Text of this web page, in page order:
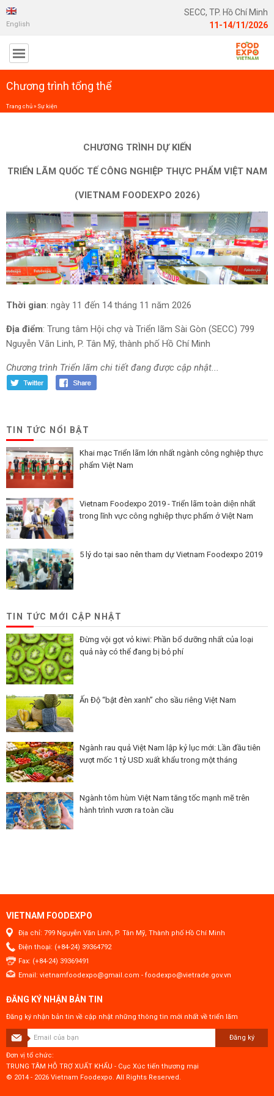
English
SECC, TP. Hồ Chí Minh
11-14/11/2026
Chương trình tổng thể
Trang chủ» Sự kiện
CHƯƠNG TRÌNH DỰ KIẾN
TRIỂN LÃM QUỐC TẾ CÔNG NGHIỆP THỰC PHẨM VIỆT NAM
(VIETNAM FOODEXPO 2026)
Thời gian: ngày 11 đến 14 tháng 11 năm 2026
Địa điểm: Trung tâm Hội chợ và Triển lãm Sài Gòn (SECC) 799
Nguyễn Văn Linh, P. Tân Mỹ, thành phố Hồ Chí Minh
Chương trình Triển lãm chi tiết đang được cập nhật...
TIN TỨC NỔI BẬT
Khai mạc Triển lãm lớn nhất ngành công nghiệp thực
phẩm Việt Nam
Vietnam Foodexpo 2019 - Triển lãm toàn diện nhất
trong lĩnh vực công nghiệp thực phẩm ở Việt Nam
5 lý do tại sao nên tham dự Vietnam Foodexpo 2019
TIN TỨC MỚI CẬP NHẬT
Đừng vội gọt vỏ kiwi: Phần bổ dưỡng nhất của loại
quả này có thể đang bị bỏ phí
Ấn Độ “bật đèn xanh” cho sầu riêng Việt Nam
Ngành rau quả Việt Nam lập kỷ lục mới: Lần đầu tiên
vượt mốc 1 tỷ USD xuất khẩu trong một tháng
Ngành tôm hùm Việt Nam tăng tốc mạnh mẽ trên
hành trình vươn ra toàn cầu
VIETNAM FOODEXPO
Địa chỉ: 799 Nguyễn Văn Linh, P. Tân Mỹ, Thành phố Hồ Chí Minh
Điện thoại: (+84-24) 39364792
Fax: (+84-24) 39369491
Email: vietnamfoodexpo@gmail.com - foodexpo@vietrade.gov.vn
ĐĂNG KÝ NHẬN BẢN TIN
Đăng ký nhận bản tin về cập nhật những thông tin mới nhất về triển lãm
Đăng ký
Đơn vị tổ chức:
TRUNG TÂM HỖ TRỢ XUẤT KHẨU - Cục Xúc tiến thương mại
© 2014 - 2026 Vietnam Foodexpo. All Rights Reserved.